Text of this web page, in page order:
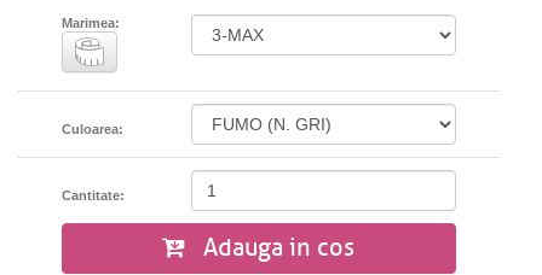
Marimea:
Culoarea:
Cantitate:
Adauga in cos